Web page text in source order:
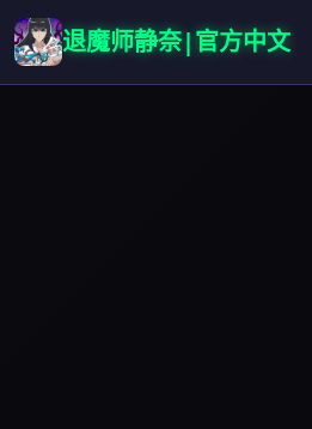
退魔师静奈|官方中文